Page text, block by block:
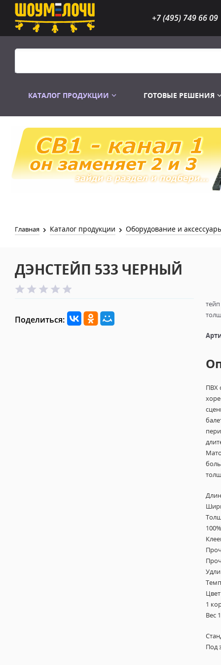
+7 (495) 749 66 09
КАТАЛОГ ПРОДУКЦИИ
Распродажа Лампы
ГОТОВЫЕ РЕШЕНИЯ
Главная Каталог продукции Оборудование и
ДЭНСТЕЙП 533 ЧЕРНЫЙ
Поделиться:
ПВХ
1
Вес
Под